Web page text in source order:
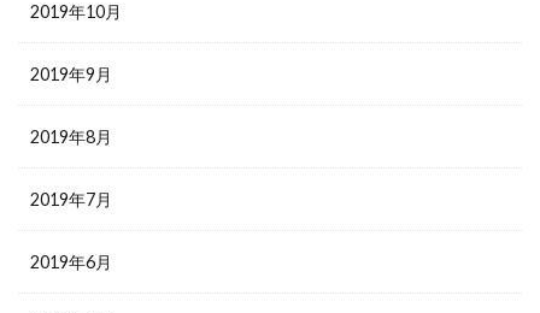
2019年10月
2019年9月
2019年8月
2019年7月
2019年6月